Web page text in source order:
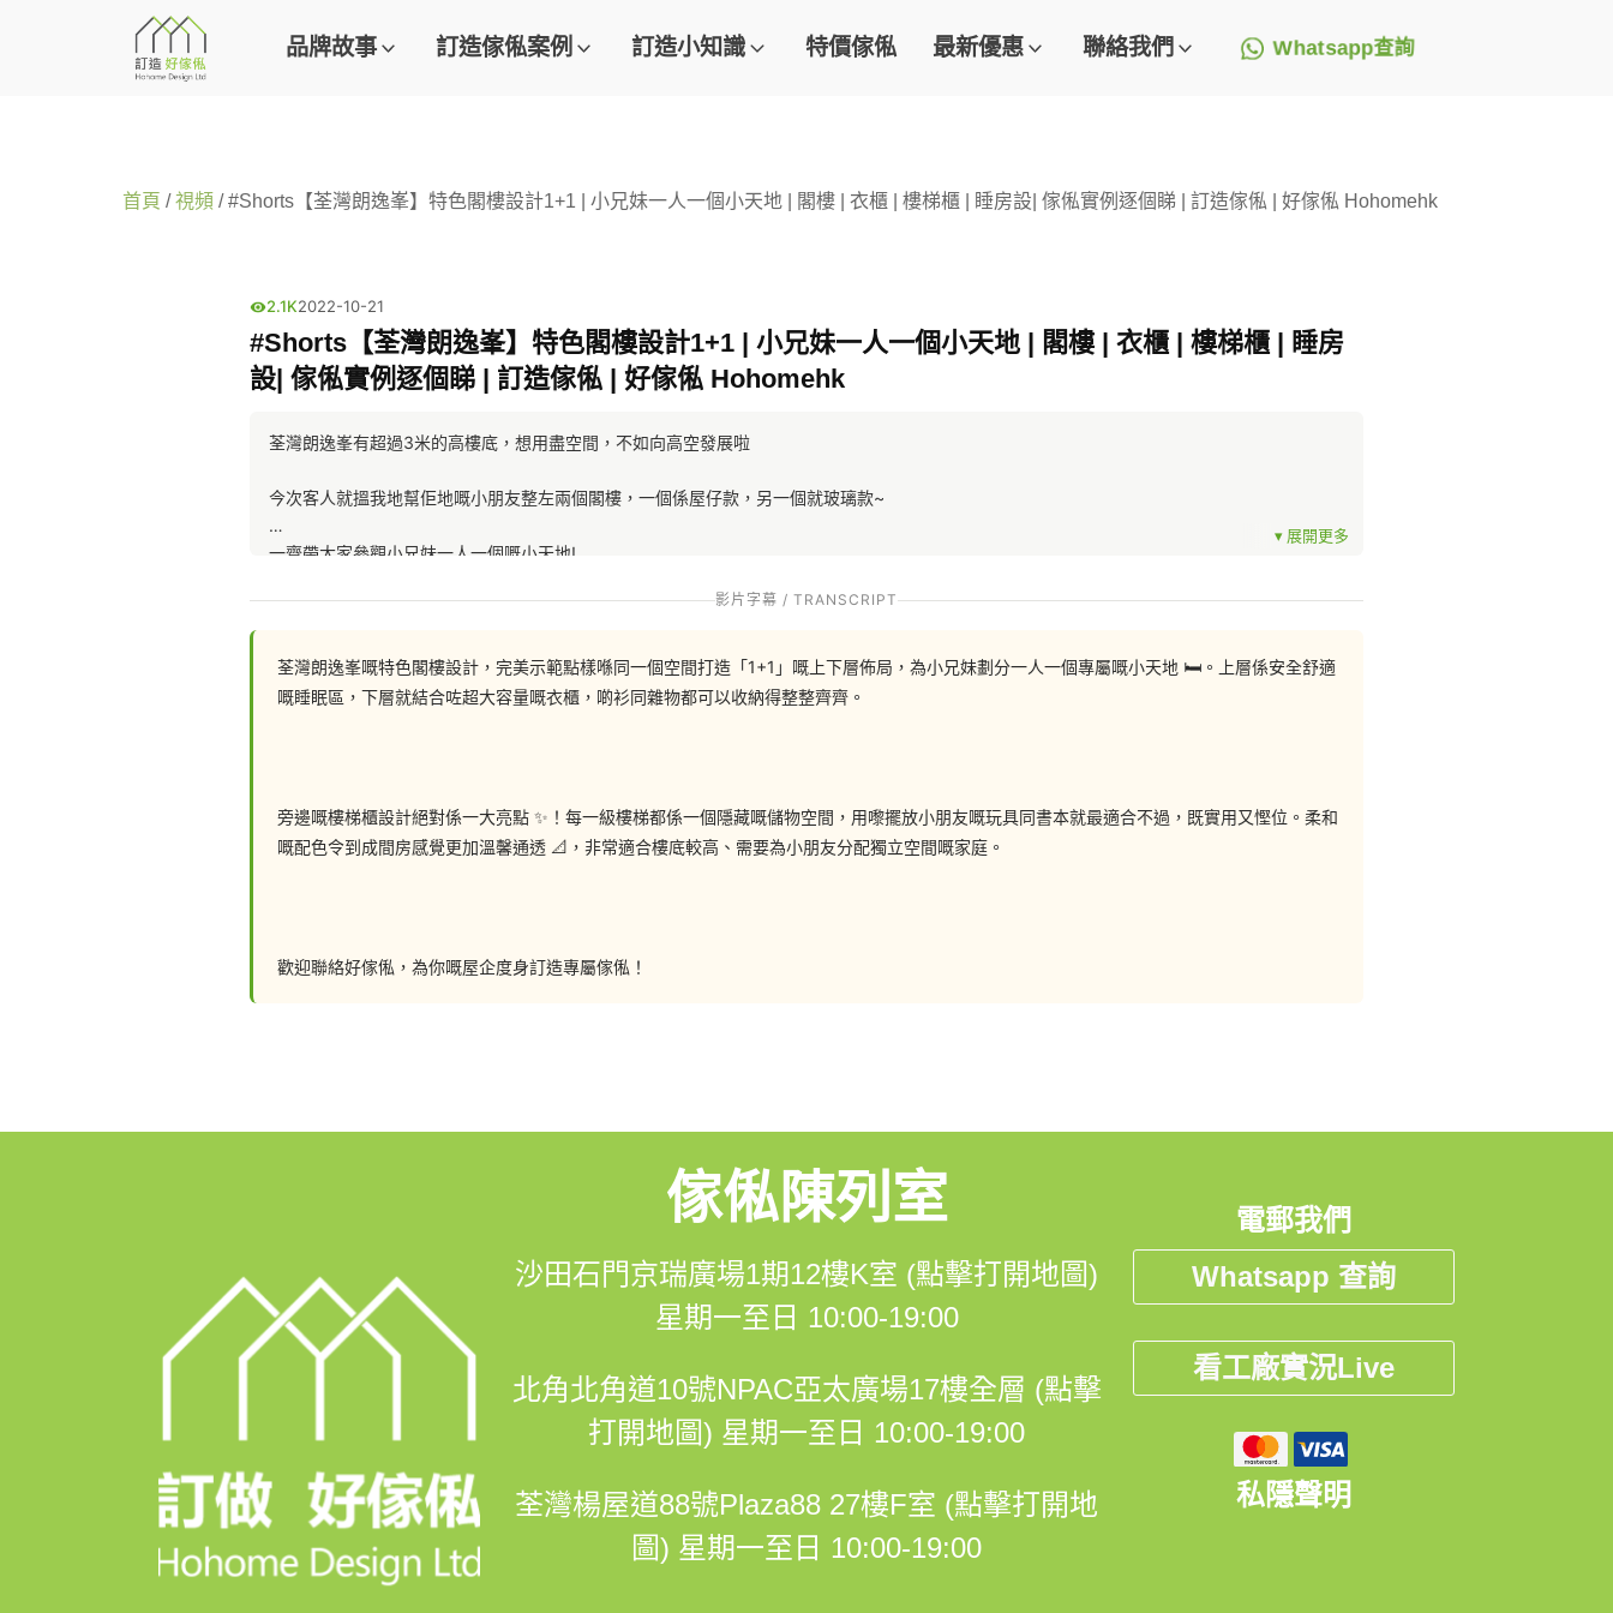
品牌故事 訂造傢俬案例 訂造小知識 特價傢俬 最新優惠 聯絡我們 Whatsapp查詢
首頁 /視頻 / #Shorts【荃灣朗逸峯】特色閣樓設計1+1 | 小兄妹一人一個小天地 | 閣樓 | 衣櫃 | 樓梯櫃 | 睡房設| 傢俬實例逐個睇 | 訂造傢俬 | 好傢俬 Hohomehk
2.1K2022-10-21
#Shorts【荃灣朗逸峯】特色閣樓設計1+1 | 小兄妹一人一個小天地 | 閣樓 | 衣櫃 | 樓梯櫃 | 睡房
設| 傢俬實例逐個睇 | 訂造傢俬 | 好傢俬 Hohomehk
荃灣朗逸峯有超過3米的高樓底，想用盡空間，不如向高空發展啦
今次客人就搵我地幫佢地嘅小朋友整左兩個閣樓，一個係屋仔款，另一個就玻璃款~
一齊帶大家參觀小兄妹一人一個嘅小天地!
聯絡我們:
------------------------------------------------------------------------------------------------------------
9⃣大最強信心保證
✅首創💯%完工保證
✅終身結構安全保用
影片字幕 / TRANSCRIPT
荃灣朗逸峯嘅特色閣樓設計，完美示範點樣喺同一個空間打造「1+1」嘅上下層佈局，為小兄妹劃分一人一個專屬嘅小天地 🛏️。上層係安全舒適
嘅睡眠區，下層就結合咗超大容量嘅衣櫃，啲衫同雜物都可以收納得整整齊齊。
旁邊嘅樓梯櫃設計絕對係一大亮點 ✨！每一級樓梯都係一個隱藏嘅儲物空間，用嚟擺放小朋友嘅玩具同書本就最適合不過，既實用又慳位。柔和
嘅配色令到成間房感覺更加溫馨通透 📐，非常適合樓底較高、需要為小朋友分配獨立空間嘅家庭。
歡迎聯絡好傢俬，為你嘅屋企度身訂造專屬傢俬！
傢俬陳列室
沙田石門京瑞廣場1期12樓K室 (點擊打開地圖)
星期一至日 10:00-19:00
北角北角道10號NPAC亞太廣場17樓全層 (點擊
打開地圖) 星期一至日 10:00-19:00
荃灣楊屋道88號Plaza88 27樓F室 (點擊打開地
圖) 星期一至日 10:00-19:00
電郵我們
Whatsapp 查詢
看工廠實況Live
私隱聲明